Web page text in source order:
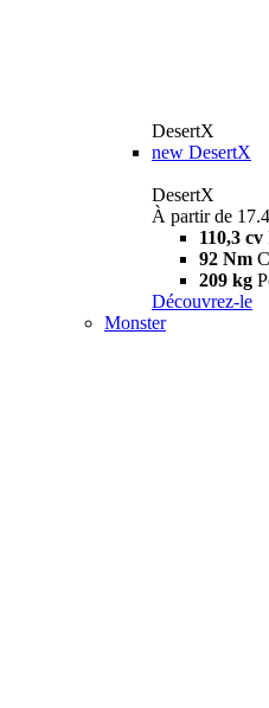
DesertX
new DesertX
DesertX
À partir de
110,3 cv
92 Nm
209 kg
Découvrez-le
Monster